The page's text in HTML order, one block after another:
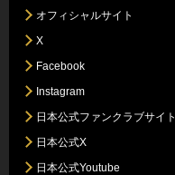
オフィシャルサイト
X
Facebook
Instagram
日本公式ファンクラブサイト
日本公式X
日本公式Youtube